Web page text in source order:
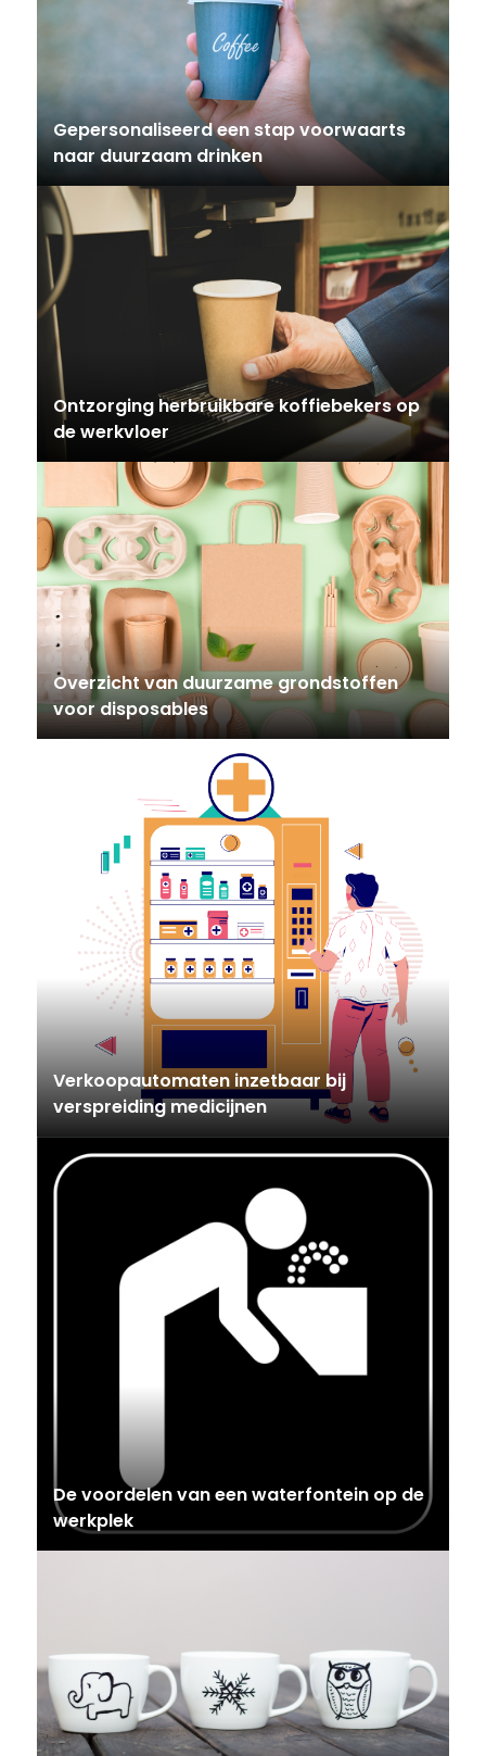
Gepersonaliseerd een stap voorwaarts
naar duurzaam drinken
Ontzorging herbruikbare koffiebekers op
de werkvloer
Overzicht van duurzame grondstoffen
voor disposables
Verkoopautomaten inzetbaar bij
verspreiding medicijnen
De voordelen van een waterfontein op de
werkplek